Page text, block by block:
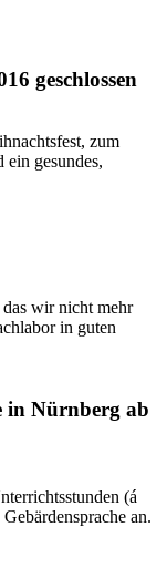
geschlossen
zum
ein gesundes,
wir nicht mehr
in guten
in Nürnberg ab
(á
an.